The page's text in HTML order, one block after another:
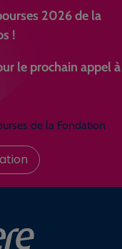
2026 de la
!
le prochain appel à
de la Fondation